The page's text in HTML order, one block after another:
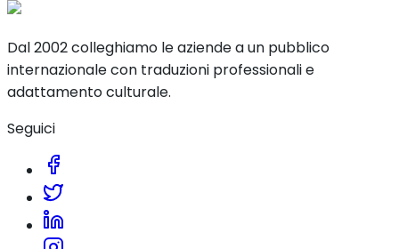
Dal 2002 colleghiamo le aziende a un pubblico
internazionale con traduzioni professionali e
adattamento culturale.
Seguici